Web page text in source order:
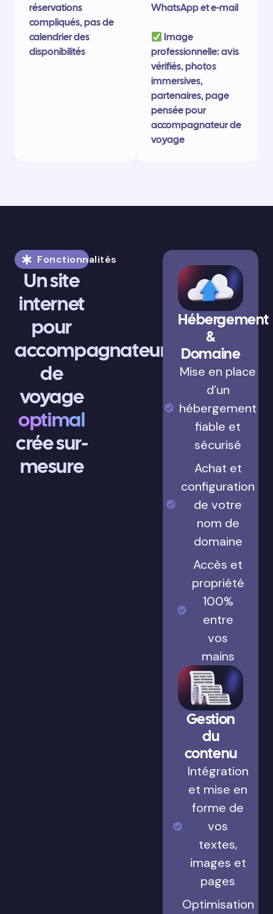
réservations
compliqués, pas de
calendrier des
disponibilités
WhatsApp et e-mail
Image
professionnelle: avis
vérifiés, photos
immersives,
partenaires, page
pensée pour
accompagnateur de
voyage
Fonctionnalités
Un site
internet
pour
accompagnateur
de
voyage
optimal
crée sur-
mesure
Hébergement
&
Domaine
Mise en place
d’un
hébergement
fiable et
sécurisé
Achat et
configuration
de votre
nom de
domaine
Accès et
propriété
100%
entre
vos
mains
Gestion
du
contenu
Intégration
et mise en
forme de
vos
textes,
images et
pages
Optimisation